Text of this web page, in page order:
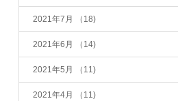
2021年7月 （18)
2021年6月 （14)
2021年5月 （11)
2021年4月 （11)